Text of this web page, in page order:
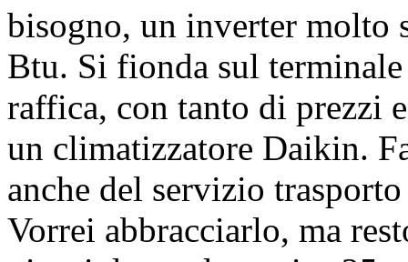
bisogno, un inverter molto
Btu. Si fionda sul
raffica, con tanto di prezzi
un climatizzatore Daikin.
anche del servizio
Vorrei abbracciarlo, ma